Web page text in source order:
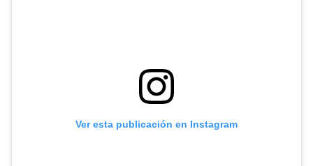
Ver esta publicación en Instagram